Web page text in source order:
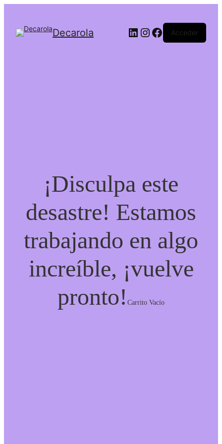
Decarola Acceder
¡Disculpa este
desastre! Estamos
trabajando en algo
increíble, ¡vuelve
pronto!